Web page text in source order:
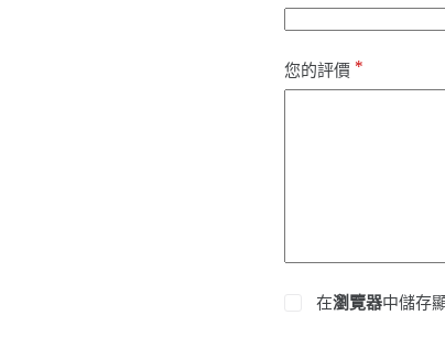
您的評價 *
在瀏覽器中儲存